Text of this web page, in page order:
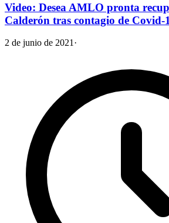
Video: Desea AMLO pronta
Calderón tras contagio de Covid-
2 de junio de 2021 ·